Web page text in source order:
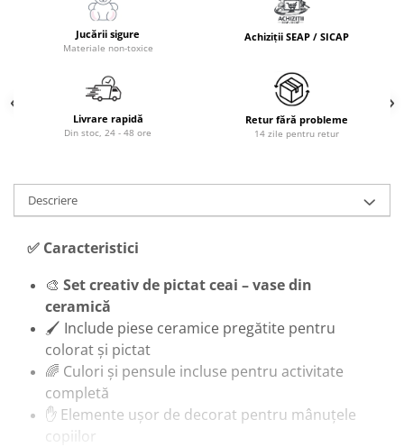
Jucării sigure
Materiale non-toxice
Achiziții SEAP / SICAP
Livrare rapidă
Din stoc, 24 - 48 ore
Retur fără probleme
14 zile pentru retur
Descriere
✅ Caracteristici
🎨 Set creativ de pictat ceai – vase din
ceramică
🖌️ Include piese ceramice pregătite pentru
colorat și pictat
🌈 Culori și pensule incluse pentru activitate
completă
✋ Elemente ușor de decorat pentru mânuțele
copiilor